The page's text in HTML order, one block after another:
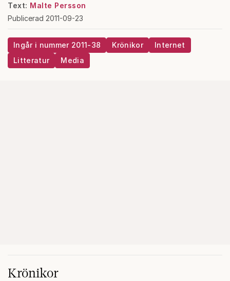
Text: Malte Persson
Publicerad 2011-09-23
Ingår i nummer 2011-38 Krönikor
Internet
Litteratur
Media
Krönikor